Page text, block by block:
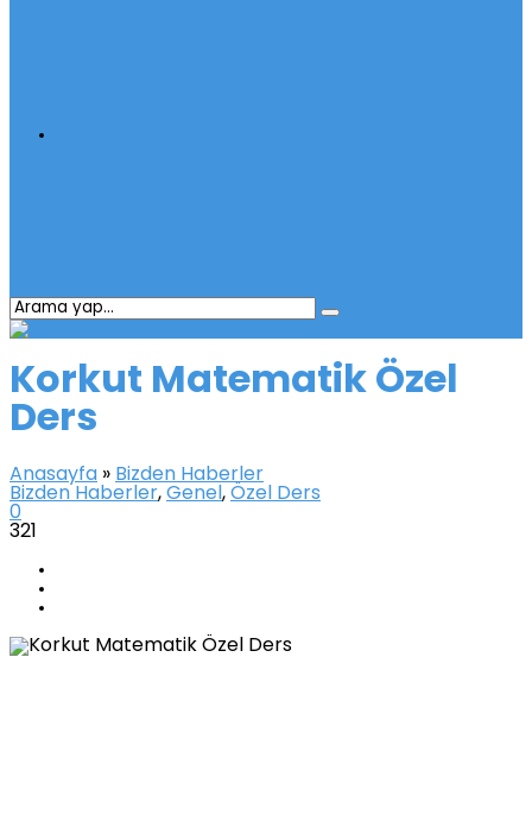
Korkut Matematik Özel
Ders
Anasayfa » Bizden Haberler
Bizden Haberler, Genel , Özel Ders
0
321